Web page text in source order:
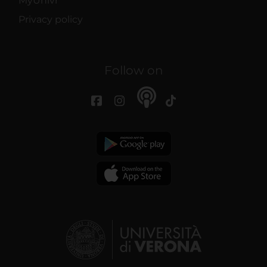
Privacy policy
Follow on